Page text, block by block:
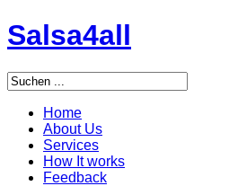
Salsa4all
Home
About Us
Services
How It works
Feedback